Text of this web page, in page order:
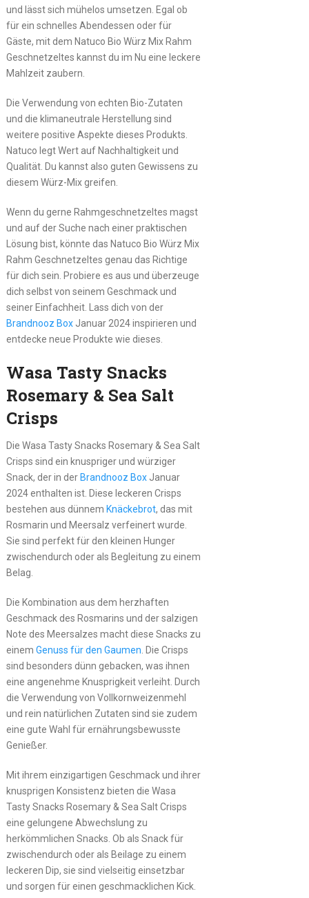
und lässt sich mühelos umsetzen. Egal ob
für ein schnelles Abendessen oder für
Gäste, mit dem Natuco Bio Würz Mix Rahm
Geschnetzeltes kannst du im Nu eine leckere
Mahlzeit zaubern.
Die Verwendung von echten Bio-Zutaten
und die klimaneutrale Herstellung sind
weitere positive Aspekte dieses Produkts.
Natuco legt Wert auf Nachhaltigkeit und
Qualität. Du kannst also guten Gewissens zu
diesem Würz-Mix greifen.
Wenn du gerne Rahmgeschnetzeltes magst
und auf der Suche nach einer praktischen
Lösung bist, könnte das Natuco Bio Würz Mix
Rahm Geschnetzeltes genau das Richtige
für dich sein. Probiere es aus und überzeuge
dich selbst von seinem Geschmack und
seiner Einfachheit. Lass dich von der
Brandnooz BoxJanuar 2024 inspirieren und
entdecke neue Produkte wie dieses.
Wasa Tasty Snacks
Rosemary & Sea Salt
Crisps
Die Wasa Tasty Snacks Rosemary & Sea Salt
Crisps sind ein knuspriger und würziger
Snack, der in derBrandnooz BoxJanuar
2024 enthalten ist. Diese leckeren Crisps
bestehen aus dünnem Knäckebrot, das mit
Rosmarin und Meersalz verfeinert wurde.
Sie sind perfekt für den kleinen Hunger
zwischendurch oder als Begleitung zu einem
Belag.
Die Kombination aus dem herzhaften
Geschmack des Rosmarins und der salzigen
Note des Meersalzes macht diese Snacks zu
einem Genuss für den Gaumen . Die Crisps
sind besonders dünn gebacken, was ihnen
eine angenehme Knusprigkeit verleiht. Durch
die Verwendung von Vollkornweizenmehl
und rein natürlichen Zutaten sind sie zudem
eine gute Wahl für ernährungsbewusste
Genießer.
Mit ihrem einzigartigen Geschmack und ihrer
knusprigen Konsistenz bieten die Wasa
Tasty Snacks Rosemary & Sea Salt Crisps
eine gelungene Abwechslung zu
herkömmlichen Snacks. Ob als Snack für
zwischendurch oder als Beilage zu einem
leckeren Dip, sie sind vielseitig einsetzbar
und sorgen für einen geschmacklichen Kick.